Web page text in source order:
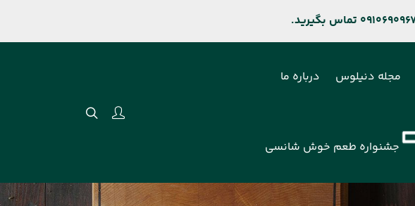
مجله دنیلوس درباره ما
جشنواره طعم خوش شانسی